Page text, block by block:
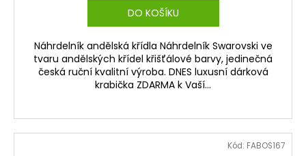
DO KOŠÍKU
Náhrdelník andělská křídla Náhrdelník Swarovski ve
tvaru andělských křídel křišťálové barvy, jedinečná
česká ruční kvalitní výroba. DNES luxusní dárková
krabička ZDARMA k Vaší...
Kód: FABOS167